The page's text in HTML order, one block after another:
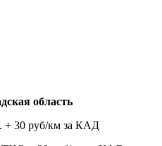
область
+ 30 руб/км за КАД